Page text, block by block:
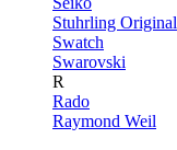
Stuhrling Original
Swatch
Swarovski
R
Rado
Raymond Weil